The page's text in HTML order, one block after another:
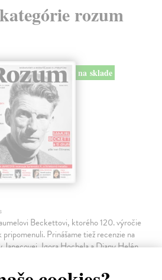
rozum
na sklade
Beckettovi, ktorého 120. výročie
Prinášame tiež recenzie na
Janecovej, Igora Hochela a Diany Helén